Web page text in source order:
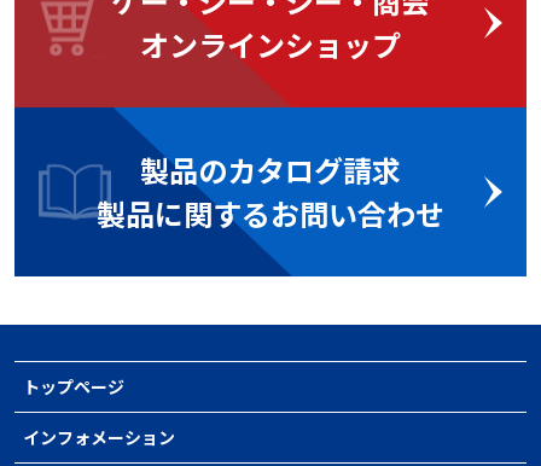
オンラインショップ
製品のカタログ請求
製品に関するお問い合わせ
トップページ
インフォメーション